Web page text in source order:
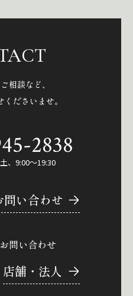
相談など、
ださいませ。
2838
、9:00～19:30
問い合わせ
問い合わせ
店舗・法人